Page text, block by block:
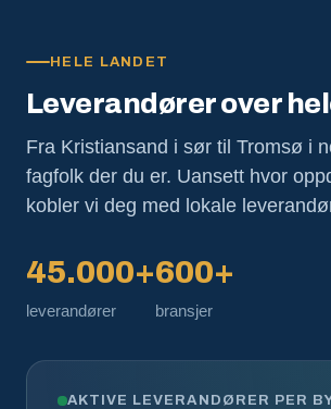
HELE LANDET
Leverandører over
Fra Kristiansand i sør til Tromsø i
fagfolk der du er. Uansett hvor
kobler vi deg med lokale
45.000+
leverandører
600+
bransjer
AKTIVE LEVERANDØRER PER